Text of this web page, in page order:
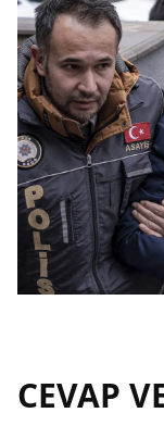
CEVAP